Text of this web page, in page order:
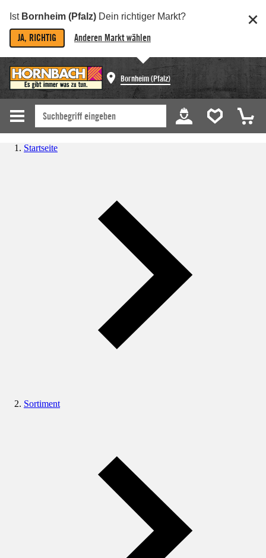
Ist Bornheim (Pfalz) Dein richtiger Markt?
JA, RICHTIG Anderen Markt wählen
Bornheim (Pfalz)
Startseite
Sortiment